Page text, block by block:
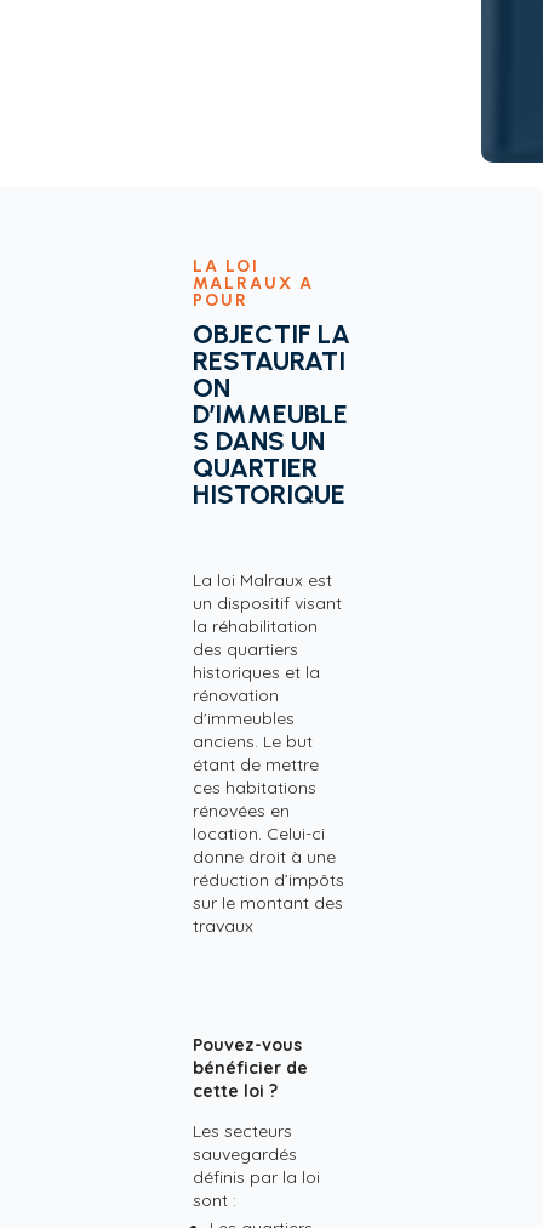
LA LOI
MALRAUX A
POUR
OBJECTIF LA
RESTAURATI
ON
D’IMMEUBLE
S DANS UN
QUARTIER
HISTORIQUE
La loi Malraux est
un dispositif visant
la réhabilitation
des quartiers
historiques et la
rénovation
d'immeubles
anciens. Le but
étant de mettre
ces habitations
rénovées en
location. Celui-ci
donne droit à une
réduction d’impôts
sur le montant des
travaux
Pouvez-vous
bénéficier de
cette loi ?
Les secteurs
sauvegardés
définis par la loi
sont :